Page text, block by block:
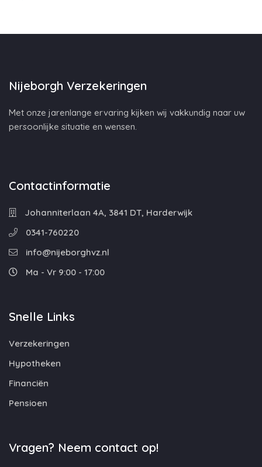
Nijeborgh Verzekeringen
Met onze jarenlange ervaring kijken wij vakkundig naar uw
persoonlijke situatie en wensen.
Contactinformatie
Johanniterlaan 4A, 3841 DT, Harderwijk
0341-760220
info@nijeborghvz.nl
Ma - Vr 9:00 - 17:00
Snelle Links
Verzekeringen
Hypotheken
Financiën
Pensioen
Vragen? Neem contact op!